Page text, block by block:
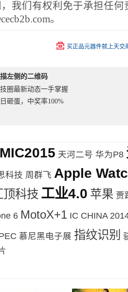
我们有权利免于承担任何
。
买正品元器件就上天交
左侧的二维码
圈最新动态一手掌握
砸蛋，中奖率100%
天河二号 华为P8
科技 周群飞 Apple
顶科技 工业4.0 苹果 贾
6 MotoX+1 IC CHINA
慕尼黑电子展 指纹识别